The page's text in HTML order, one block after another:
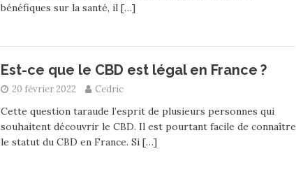
bénéfiques sur la santé, il […]
Est-ce que le CBD est légal en France ?
20 février 2022 Cedric
Cette question taraude l’esprit de plusieurs personnes qui
souhaitent découvrir le CBD. Il est pourtant facile de connaître
le statut du CBD en France. Si […]